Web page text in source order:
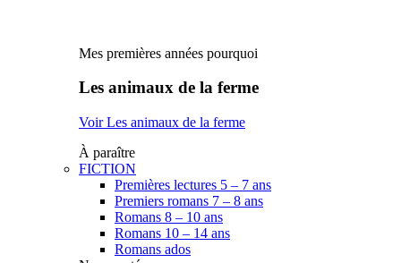
Mes premières années pourquoi
Les animaux de la ferme
Voir Les animaux de la ferme
À paraître
FICTION
Premières lectures 5 – 7 ans
Premiers romans 7 – 8 ans
Romans 8 – 10 ans
Romans 10 – 14 ans
Romans ados